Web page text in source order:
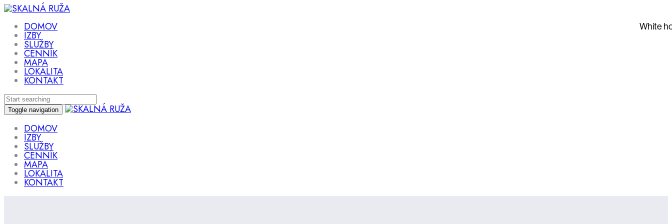
Skip
links
Skip
primary
navigation
Skip
content
DOMOV
IZBY
SLUŽBY
CENNÍK
MAPA
LOKALITA
KONTAKT
Toggle navigation
DOMOV
IZBY
SLUŽBY
CENNÍK
MAPA
LOKALITA
KONTAKT
White